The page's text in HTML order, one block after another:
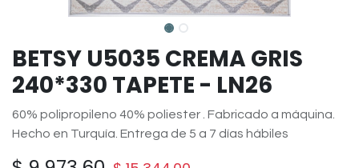
BETSY U5035 CREMA GRIS
240*330 TAPETE - LN26
60% polipropileno 40% poliester . Fabricado a máquina.
Hecho en Turquía. Entrega de 5 a 7 días hábiles